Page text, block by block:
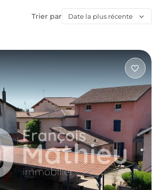
Trier par Date la plus récente